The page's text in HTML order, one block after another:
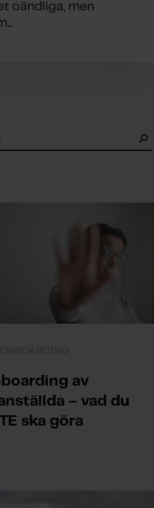
oändliga, men
av
– vad du
ska göra